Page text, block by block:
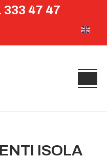
333 47 47
ISOLA